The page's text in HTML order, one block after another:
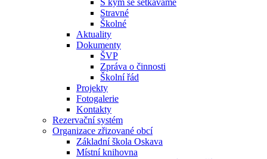
S kým se setkáváme
Stravné
Školné
Aktuality
Dokumenty
ŠVP
Zpráva o činnosti
Školní řád
Projekty
Fotogalerie
Kontakty
Rezervační systém
Organizace zřizované obcí
Základní škola Oskava
Místní knihovna